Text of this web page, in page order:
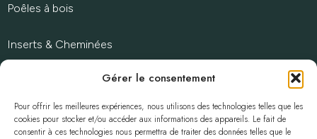
Gérer le consentement
Pour offrir les meilleures expériences, nous utilisons des technologies telles que les
cookies pour stocker et/ou accéder aux informations des appareils. Le fait de
consentir à ces technologies nous permettra de traiter des données telles que le
Poêles à bois
Inserts & Cheminées
Chaudières à granulés
Accessoires & palette granulés